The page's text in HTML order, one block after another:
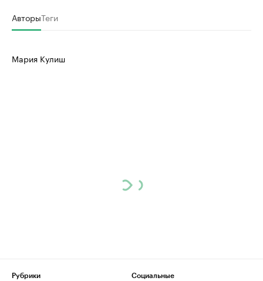
АвторыТеги
Мария Кулиш
Рубрики
Социальные